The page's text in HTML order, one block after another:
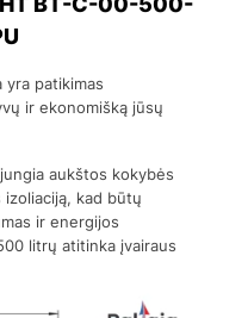
yra patikimas
ir ekonomišką jūsų
aukštos kokybės
kad būtų
ir energijos
litrų atitinka įvairaus